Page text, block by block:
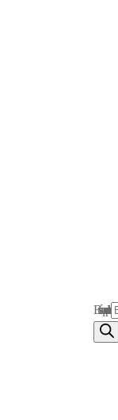
Búsqueda de productos